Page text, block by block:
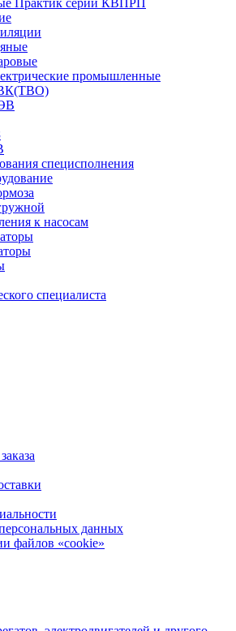
Практик серии КВПРП
промышленные
специсполнения
к насосам
специалиста
данных
файлов «cookie»